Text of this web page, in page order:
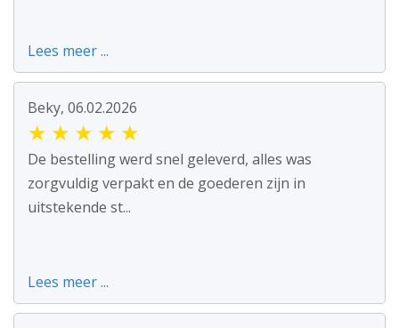
Lees meer ...
Beky, 06.02.2026
★ ★ ★ ★ ★
De bestelling werd snel geleverd, alles was
zorgvuldig verpakt en de goederen zijn in
uitstekende st...
Lees meer ...